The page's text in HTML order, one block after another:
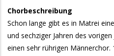
Chorbeschreibung
Schon lange gibt es in Matrei
und sechziger Jahren des
einen sehr rührigen Männerchor.